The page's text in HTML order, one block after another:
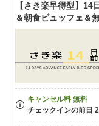
【さき楽早得型】
＆朝食ビュッフェ＆